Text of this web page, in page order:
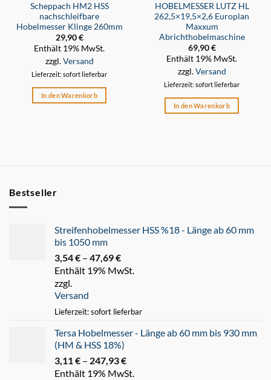
Scheppach HM2 HSS
nachschleifbare
Hobelmesser Klinge 260mm
29,90€
Enthält 19% MwSt.
zzgl.Versand
Lieferzeit: sofort lieferbar
In den Warenkorb
HOBELMESSER LUTZ HL
262,5×19,5×2,6 Europlan
Maxxum
Abrichthobelmaschine
69,90€
Enthält 19% MwSt.
zzgl.Versand
Lieferzeit: sofort lieferbar
In den Warenkorb
Bestseller
Streifenhobelmesser HSS %18 - Länge ab 60 mm
bis 1050 mm
3,54€ – 47,69€
3,54 €
Enthält 19% MwSt.
zzgl.
Versand
Lieferzeit: sofort lieferbar
Tersa Hobelmesser - Länge ab 60 mm bis 930 mm
(HM & HSS 18%)
3,11 € – 247,93€
3,11 €
Enthält 19% MwSt.